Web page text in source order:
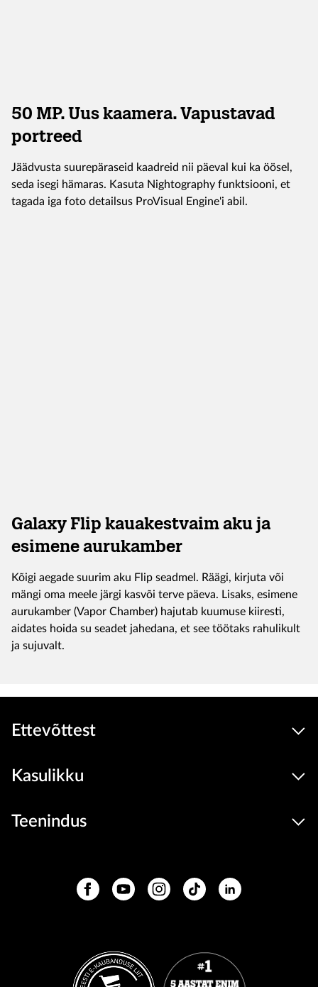
50 MP. Uus kaamera. Vapustavad
portreed
Jäädvusta suurepäraseid kaadreid nii päeval kui ka öösel,
seda isegi hämaras. Kasuta Nightography funktsiooni, et
tagada iga foto detailsus ProVisual Engine'i abil.
Galaxy Flip kauakestvaim aku ja
esimene aurukamber
Kõigi aegade suurim aku Flip seadmel. Räägi, kirjuta või
mängi oma meele järgi kasvõi terve päeva. Lisaks, esimene
aurukamber (Vapor Chamber) hajutab kuumuse kiiresti,
aidates hoida su seadet jahedana, et see töötaks rahulikult
ja sujuvalt.
Ettevõttest
Kasulikku
Teenindus